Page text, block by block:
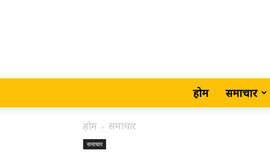
होम समाचार
होम समाचार
समाचार